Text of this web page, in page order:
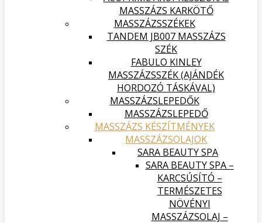
MASSZÁZS KARKÖTŐ
MASSZÁZSSZÉKEK
TANDEM JB007 MASSZÁZS
SZÉK
FABULO KINLEY
MASSZÁZSSZÉK (AJÁNDÉK
HORDOZÓ TÁSKÁVAL)
MASSZÁZSLEPEDŐK
MASSZÁZSLEPEDŐ
MASSZÁZS KÉSZÍTMÉNYEK
MASSZÁZSOLAJOK
SARA BEAUTY SPA
SARA BEAUTY SPA –
KARCSÚSÍTÓ –
TERMÉSZETES
NÖVÉNYI
MASSZÁZSOLAJ –